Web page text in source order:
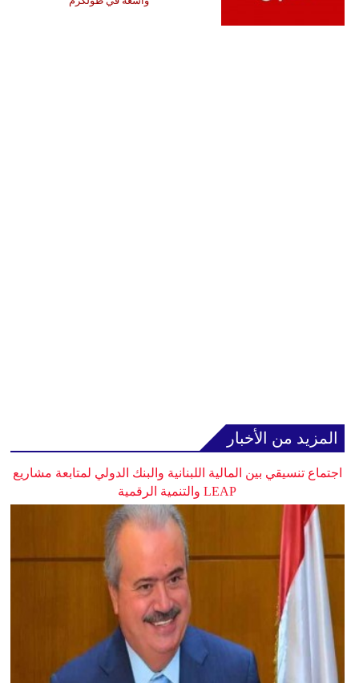
المزيد من الأخبار
اجتماع تنسيقي بين المالية اللبنانية والبنك الدولي لمتابعة مشاريع
LEAP والتنمية الرقمية